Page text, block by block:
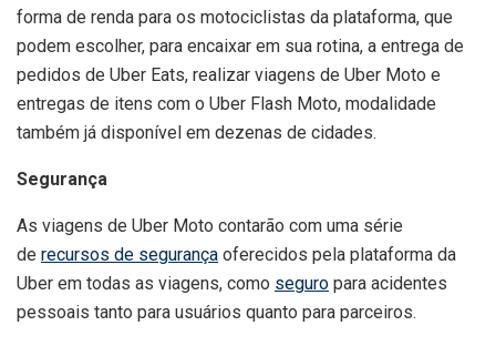
forma de renda para os motociclistas da plataforma, que
podem escolher, para encaixar em sua rotina, a entrega de
pedidos de Uber Eats, realizar viagens de Uber Moto e
entregas de itens com o Uber Flash Moto, modalidade
também já disponível em dezenas de cidades.
Segurança
As viagens de Uber Moto contarão com uma série
de recursos de segurança oferecidos pela plataforma da
Uber em todas as viagens, como seguro para acidentes
pessoais tanto para usuários quanto para parceiros.